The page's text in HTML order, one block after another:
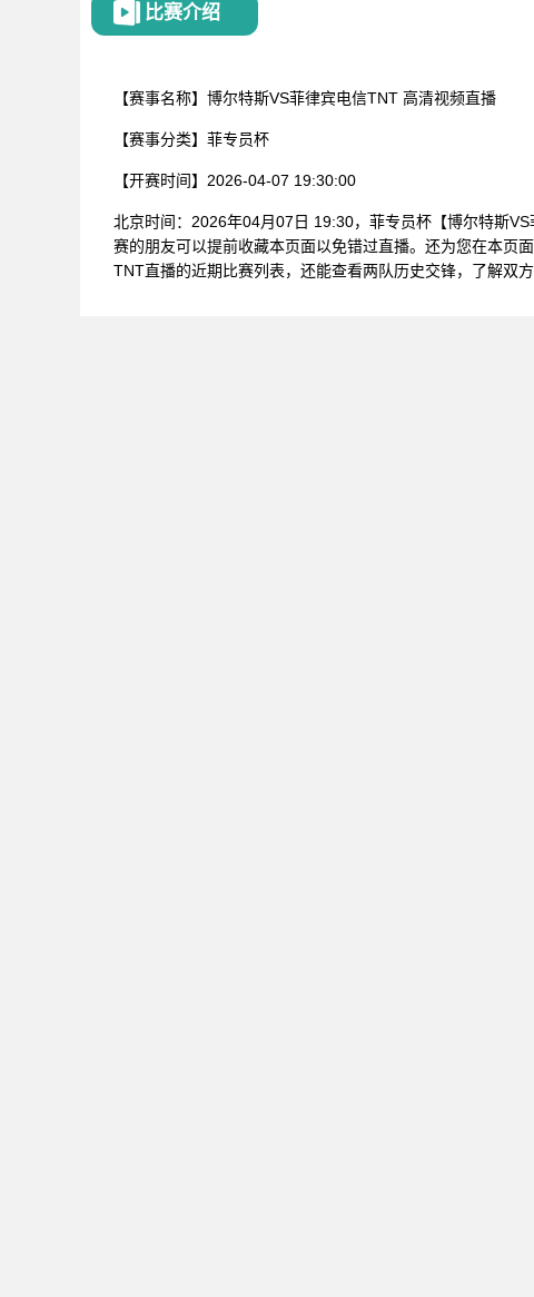
比赛介绍
【赛事名称】 博尔特斯VS菲律宾电信TNT 高清视频直播
【赛事分类】 菲专员杯
【开赛时间】 2026-04-07 19:30:00
北京时间：2026年04月07日 19:30，菲专员杯【博尔特斯
赛的朋友可以提前收藏本页面以免错过直播。还为您在本页
TNT直播的近期比赛列表，还能查看两队历史交锋，了解双方